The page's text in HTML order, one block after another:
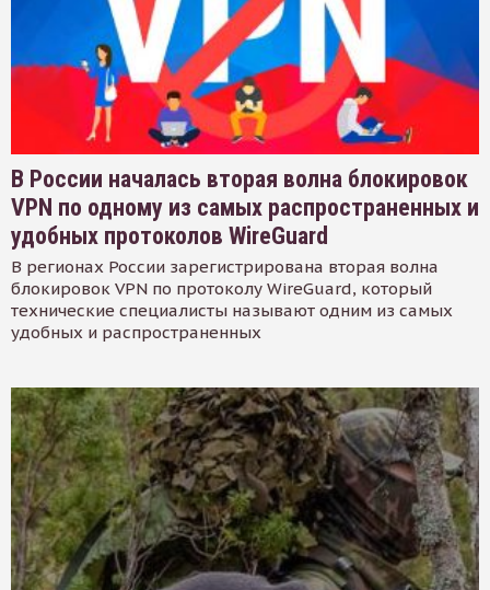
В России началась вторая волна блокировок
VPN по одному из самых распространенных и
удобных протоколов WireGuard
В регионах России зарегистрирована вторая волна
блокировок VPN по протоколу WireGuard, который
технические специалисты называют одним из самых
удобных и распространенных